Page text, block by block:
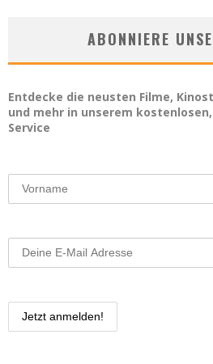
ABONNIERE
Entdecke die neusten Filme,
und mehr in unserem
Service